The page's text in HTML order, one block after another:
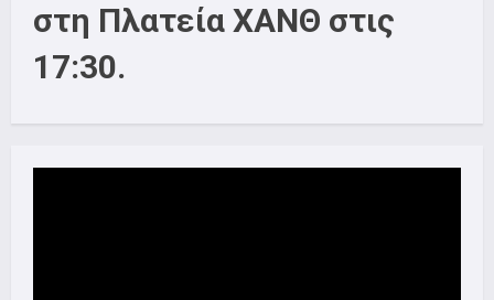
στη Πλατεία ΧΑΝΘ στις
17:30.